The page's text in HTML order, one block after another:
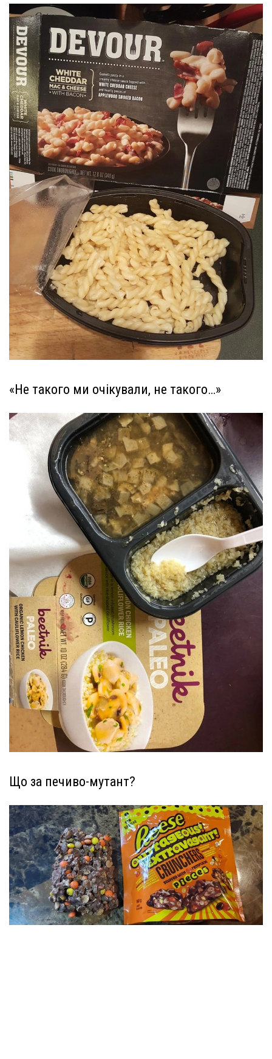
«Не такого ми очікували, не такого…»
Що за печиво-мутант?